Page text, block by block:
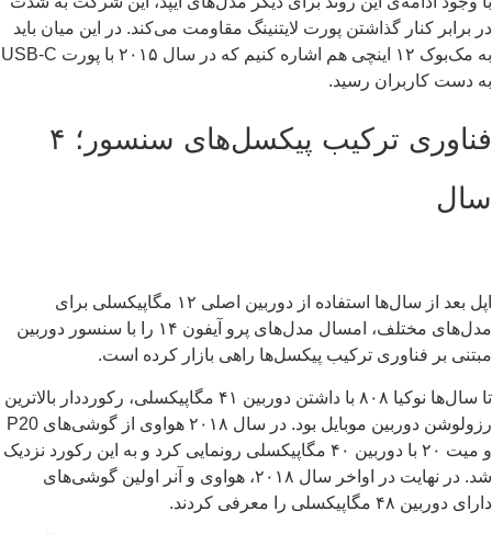
برابر کنار گذاشتن پورت لایتنینگ مقاومت می‌کند. در این میان باید
به مک‌بوک ۱۲ اینچی هم اشاره کنیم که در سال ۲۰۱۵ با پورت USB-C
دست کاربران رسید.
فناوری ترکیب پیکسل‌های سنسور؛ ۴
اپل بعد از سال‌ها استفاده از دوربین اصلی ۱۲ مگاپیکسلی برای
مدل‌های مختلف، امسال مدل‌های پرو آیفون ۱۴ را با سنسور دوربین
بر فناوری ترکیب پیکسل‌ها راهی بازار کرده است.
تا سال‌ها نوکیا ۸۰۸ با داشتن دوربین ۴۱ مگاپیکسلی، رکورددار بالاترین
رزولوشن دوربین موبایل بود. در سال ۲۰۱۸ هواوی از گوشی‌های P20
و میت ۲۰ با دوربین ۴۰ مگاپیکسلی رونمایی کرد و به این رکورد نزدیک
شد. در نهایت در اواخر سال ۲۰۱۸، هواوی و آنر اولین گوشی‌های
۴۸ مگاپیکسلی را معرفی کردند.